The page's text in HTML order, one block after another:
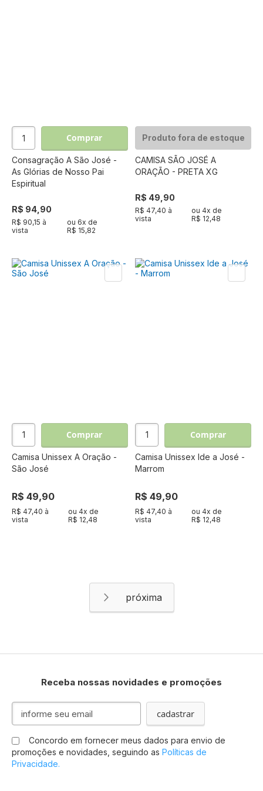
Comprar
Consagração A São José -
As Glórias de Nosso Pai
Espiritual
R$ 94,90
R$ 90,15 à
vista
ou 6x de
R$ 15,82
Produto fora de estoque
CAMISA SÃO JOSÉ A
ORAÇÃO - PRETA XG
R$ 49,90
R$ 47,40 à
vista
ou 4x de
R$ 12,48
Comprar
Camisa Unissex A Oração -
São José
R$ 49,90
R$ 47,40 à
vista
ou 4x de
R$ 12,48
Comprar
Camisa Unissex Ide a José -
Marrom
R$ 49,90
R$ 47,40 à
vista
ou 4x de
R$ 12,48
Página
Próximo
Receba nossas novidades e promoções
Inscreva-
nossa
Newsletter:
cadastrar
Concordo em fornecer meus dados para envio de
promoções e novidades, seguindo as Políticas de
Privacidade.